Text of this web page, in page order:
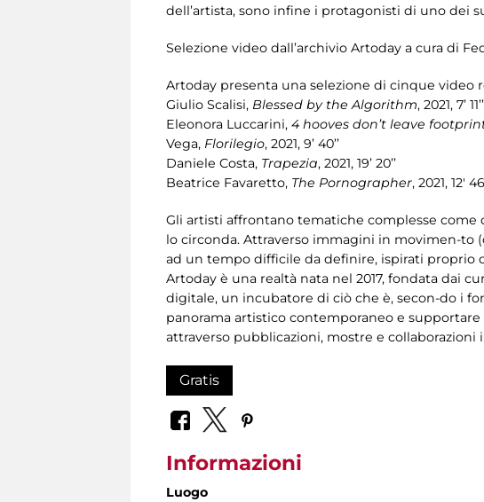
dell’artista, sono infine i protagonisti di uno dei
Selezione video dall’archivio Artoday a cura di
Artoday presenta una selezione di cinque video
Giulio Scalisi, Blessed by the Algorithm, 2021, 7’ 11’’
Eleonora Luccarini, 4 hooves don’t leave
Vega, Florilegio, 2021, 9’ 40’’
Daniele Costa, Trapezia, 2021, 19’ 20’’
Beatrice Favaretto, The Pornographer, 2021, 12'
Gli artisti affrontano tematiche complesse come
lo circonda. Attraverso immagini in movimen-to
ad un tempo difficile da definire, ispirati proprio
Artoday è una realtà nata nel 2017, fondata dai
digitale, un incubatore di ciò che è, secon-do i
panorama artistico contemporaneo e
attraverso pubblicazioni, mostre e collaborazioni
Gratis
Informazioni
Luogo